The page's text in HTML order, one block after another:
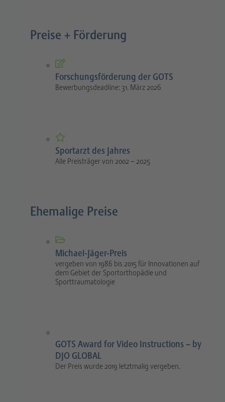
Preise + Förderung
Forschungsförderung der GOTS
Bewerbungsdeadline: 31. März 2026
Sportarzt des Jahres
Alle Preisträger von 2002 – 2025
Ehemalige Preise
Michael-Jäger-Preis
vergeben von 1986 bis 2015 für Innovationen auf
dem Gebiet der Sportorthopädie und
Sporttraumatologie
GOTS Award for Video Instructions – by
DJO GLOBAL
Der Preis wurde 2019 letztmalig vergeben.